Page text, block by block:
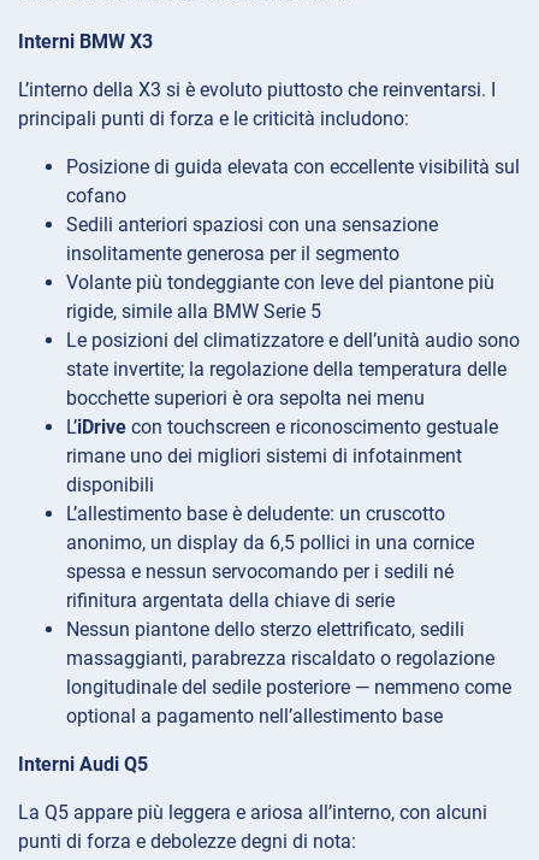
Interni BMW X3
L’interno della X3 si è evoluto piuttosto che reinventarsi. I
principali punti di forza e le criticità includono:
Posizione di guida elevata con eccellente visibilità sul
cofano
Sedili anteriori spaziosi con una sensazione
insolitamente generosa per il segmento
Volante più tondeggiante con leve del piantone più
rigide, simile alla BMW Serie 5
Le posizioni del climatizzatore e dell’unità audio sono
state invertite; la regolazione della temperatura delle
bocchette superiori è ora sepolta nei menu
L’iDrive con touchscreen e riconoscimento gestuale
rimane uno dei migliori sistemi di infotainment
disponibili
L’allestimento base è deludente: un cruscotto
anonimo, un display da 6,5 pollici in una cornice
spessa e nessun servocomando per i sedili né
rifinitura argentata della chiave di serie
Nessun piantone dello sterzo elettrificato, sedili
massaggianti, parabrezza riscaldato o regolazione
longitudinale del sedile posteriore — nemmeno come
optional a pagamento nell’allestimento base
Interni Audi Q5
La Q5 appare più leggera e ariosa all’interno, con alcuni
punti di forza e debolezze degni di nota: